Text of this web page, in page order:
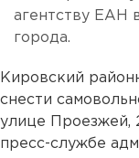
агентству ЕАН
города.
Кировский
снести
улице Проезжей,
пресс-службе